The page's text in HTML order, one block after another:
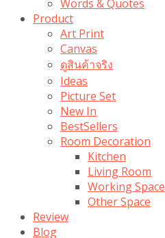
Words & Quotes
Product
Art Print
Canvas
ดูสินค้าจริง
Ideas
Picture Set
New In
BestSellers
Room Decoration
Kitchen
Living Room
Working Space
Other Space
Review
Blog